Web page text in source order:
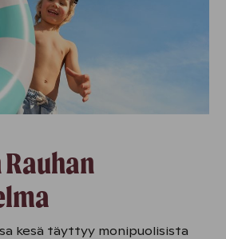
kesä täyttyy monipuolisista